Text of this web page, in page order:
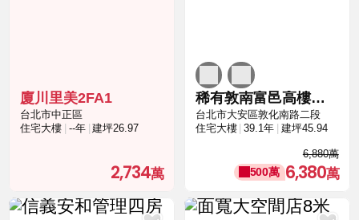
廈川里美2FA1
台北市中正區
住宅大樓
--年 建坪26.97
2,734
稀有敦南富邑高樓景觀戶
台北市大安區敦化南路二段
住宅大樓
39.1年 建坪45.94
6,880萬
500萬 6,380